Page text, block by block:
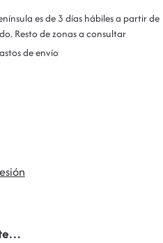
es de 3 días hábiles a partir de
Resto de zonas a consultar
de envío